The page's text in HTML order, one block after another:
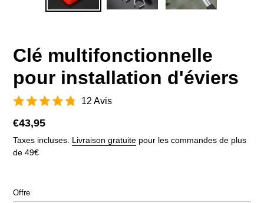
PRÉCÉDENTE
Clé multifonctionnelle
pour installation d'éviers
12 Avis
Prix
normal
€43,95
Taxes incluses. Livraison gratuite pour les commandes de plus
de 49€
Offre